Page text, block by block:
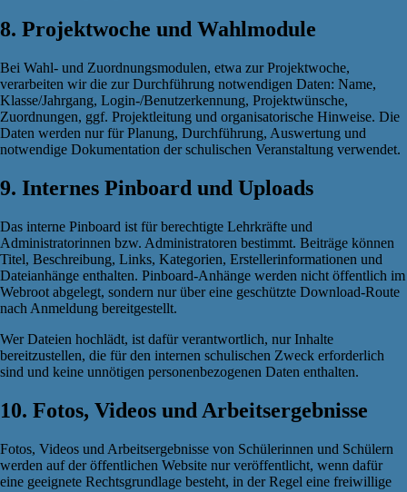
8. Projektwoche und Wahlmodule
Bei Wahl- und Zuordnungsmodulen, etwa zur Projektwoche,
verarbeiten wir die zur Durchführung notwendigen Daten: Name,
Klasse/Jahrgang, Login-/Benutzerkennung, Projektwünsche,
Zuordnungen, ggf. Projektleitung und organisatorische Hinweise. Die
Daten werden nur für Planung, Durchführung, Auswertung und
notwendige Dokumentation der schulischen Veranstaltung verwendet.
9. Internes Pinboard und Uploads
Das interne Pinboard ist für berechtigte Lehrkräfte und
Administratorinnen bzw. Administratoren bestimmt. Beiträge können
Titel, Beschreibung, Links, Kategorien, Erstellerinformationen und
Dateianhänge enthalten. Pinboard-Anhänge werden nicht öffentlich im
Webroot abgelegt, sondern nur über eine geschützte Download-Route
nach Anmeldung bereitgestellt.
Wer Dateien hochlädt, ist dafür verantwortlich, nur Inhalte
bereitzustellen, die für den internen schulischen Zweck erforderlich
sind und keine unnötigen personenbezogenen Daten enthalten.
10. Fotos, Videos und Arbeitsergebnisse
Fotos, Videos und Arbeitsergebnisse von Schülerinnen und Schülern
werden auf der öffentlichen Website nur veröffentlicht, wenn dafür
eine geeignete Rechtsgrundlage besteht, in der Regel eine freiwillige